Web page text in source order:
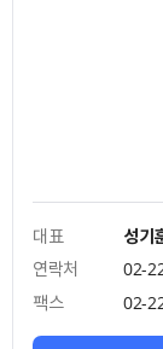
대표
성기
연락처
02-
팩스
02-